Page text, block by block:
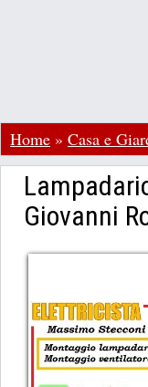
Home » Casa e
Giovanni